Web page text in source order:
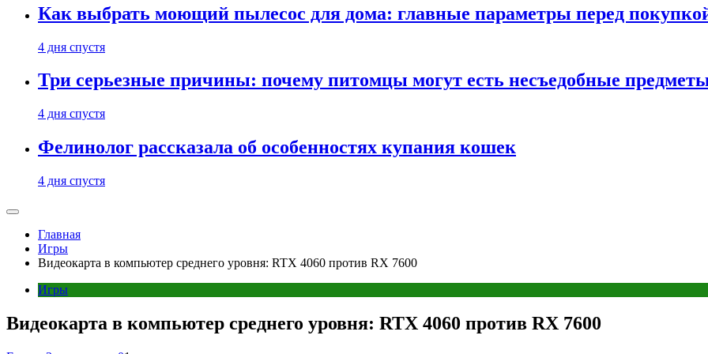
Как выбрать моющий пылесос для дома: главные параметры перед
4 дня спустя
Три серьезные причины: почему питомцы могут есть несъедобные
4 дня спустя
Фелинолог рассказала об особенностях купания кошек
4 дня спустя
Главная
Игры
Видеокарта в компьютер среднего уровня: RTX 4060 против RX 7600
Игры
Видеокарта в компьютер среднего уровня: RTX 4060 против RX 7600